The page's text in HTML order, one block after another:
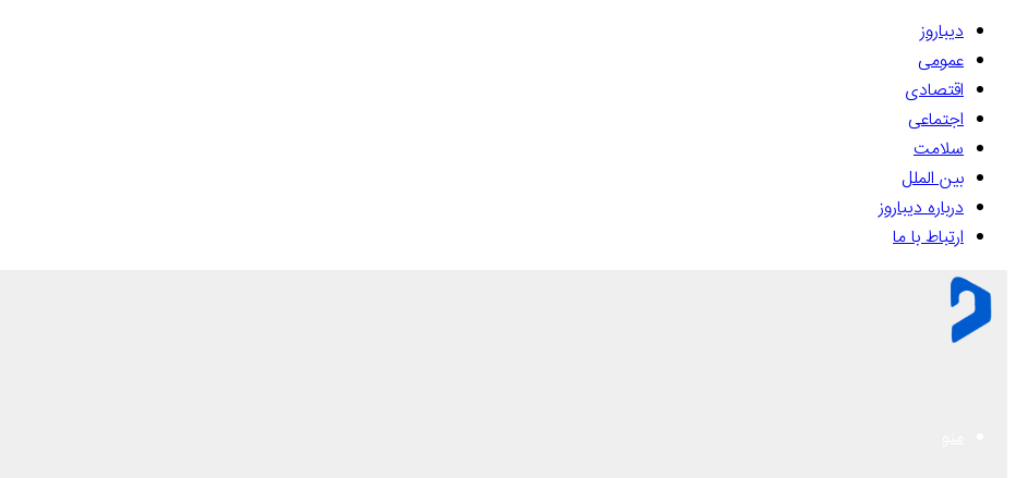
دیباروز
عمومی
اقتصادی
اجتماعی
سلامت
بین الملل
درباره دیباروز
ارتباط با ما